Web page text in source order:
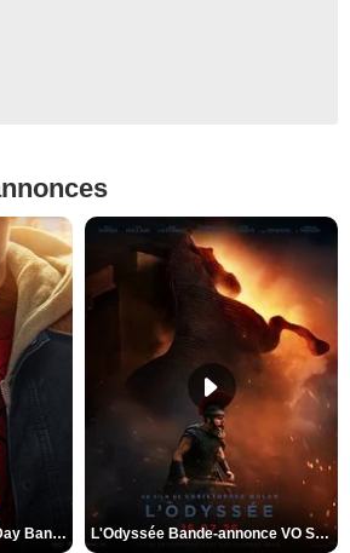
Spider-Man: Brand New Day Bande-annonce VO STFR L'Odyssée Bande-annonce VO STFR